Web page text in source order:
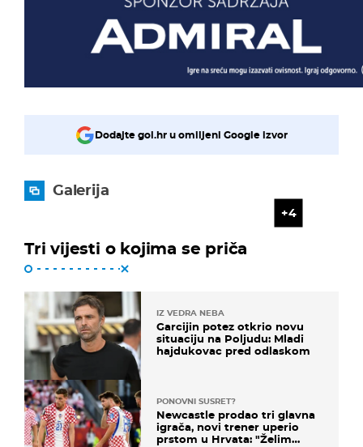
Dodajte gol.hr u omiljeni Google izvor
Galerija
4
Tri vijesti o kojima se priča
IZ VEDRA NEBA
Garcijin potez otkrio novu
situaciju na Poljudu: Mladi
hajdukovac pred odlaskom
PONOVNI SUSRET?
Newcastle prodao tri glavna
igrača, novi trener uperio
prstom u Hrvata: "Želim